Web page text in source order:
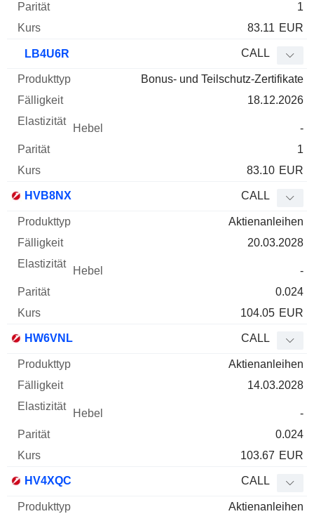
1
83.11 EUR
LB4U6R CALL
Bonus- und Teilschutz-Zertifikate
18.12.2026
-
1
83.10 EUR
HVB8NX CALL
Aktienanleihen
20.03.2028
-
0.024
104.05 EUR
HW6VNL CALL
Aktienanleihen
14.03.2028
-
0.024
103.67 EUR
HV4XQC CALL
Aktienanleihen